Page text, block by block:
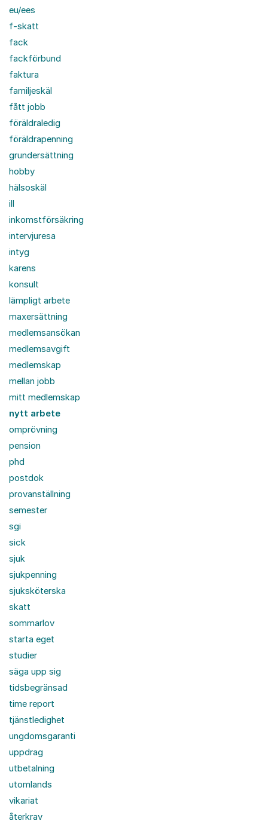
eu/ees
f-skatt
fack
fackförbund
faktura
familjeskäl
fått jobb
föräldraledig
föräldrapenning
grundersättning
hobby
hälsoskäl
ill
inkomstförsäkring
intervjuresa
intyg
karens
konsult
lämpligt arbete
maxersättning
medlemsansökan
medlemsavgift
medlemskap
mellan jobb
mitt medlemskap
nytt arbete
omprövning
pension
phd
postdok
provanställning
semester
sgi
sick
sjuk
sjukpenning
sjuksköterska
skatt
sommarlov
starta eget
studier
säga upp sig
tidsbegränsad
time report
tjänstledighet
ungdomsgaranti
uppdrag
utbetalning
utomlands
vikariat
återkrav